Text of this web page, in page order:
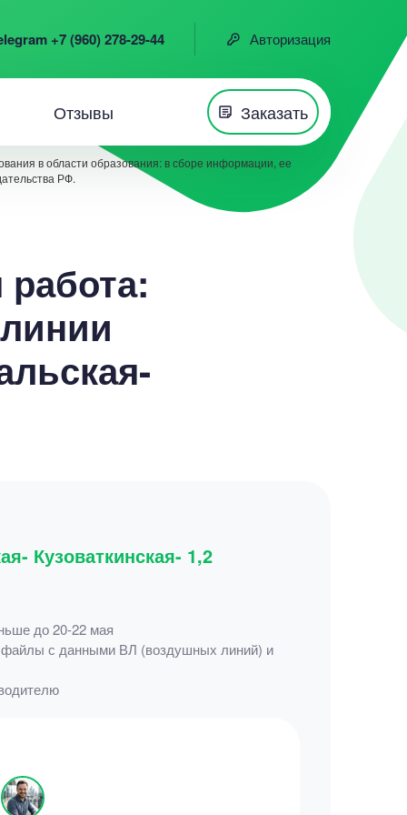
+7 (960) 278-29-44 Авторизация
Отзывы Заказать
в области образования: в сборе информации, ее
РФ.
Кузоваткинская- 1,2
до 20-22 мая
файлы с данными ВЛ (воздушных линий) и